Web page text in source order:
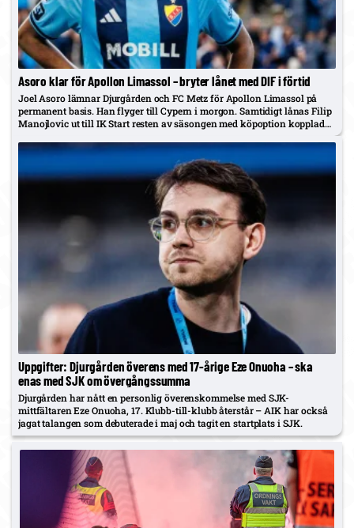
Asoro klar för Apollon Limassol – bryter lånet med DIF i förtid
Joel Asoro lämnar Djurgården och FC Metz för Apollon Limassol på
permanent basis. Han flyger till Cypern i morgon. Samtidigt lånas Filip
Manojlovic ut till IK Start resten av säsongen med köpoption kopplad
Uppgifter: Djurgården överens med 17-årige Eze Onuoha – ska
enas med SJK om övergångssumma
Djurgården har nått en personlig överenskommelse med SJK-
mittfältaren Eze Onuoha, 17. Klubb-till-klubb återstår – AIK har också
jagat talangen som debuterade i maj och tagit en startplats i SJK.